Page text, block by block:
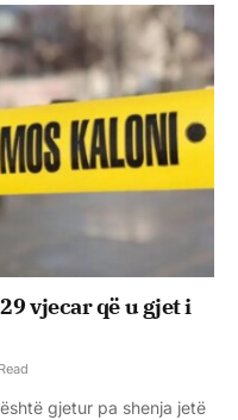
vjecar që u gjet i
gjetur pa shenja jetë